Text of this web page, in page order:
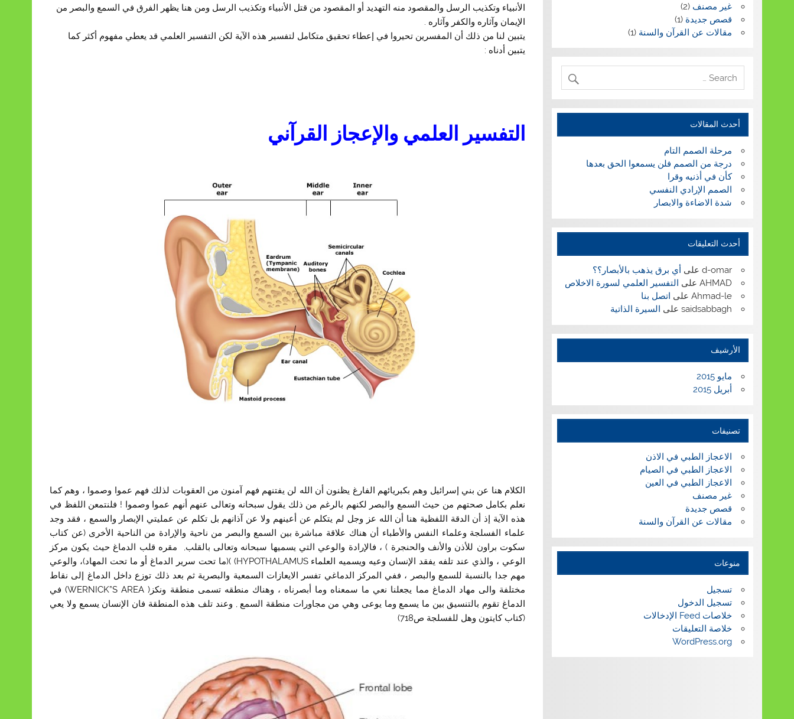
الأنبياء وتكذيب الرسل والمقصود منه التهديد أو المقصود من قتل الأنبياء وتكذيب الرسل ومن هنا يظهر الفرق في السمع والبصر من
الإيمان وآثاره والكفر وآثاره .
يتبين لنا من ذلك أن المفسرين تحيروا في إعطاء تحقيق متكامل لتفسير هذه الآية لكن التفسير العلمي قد يعطي مفهوم أكثر كما
يتبين أدناه :
التفسير العلمي والإعجاز القرآني
الكلام هنا عن بني إسرائيل وهم بكبريائهم الفارغ يظنون أن الله لن يفتنهم فهم آمنون من العقوبات لذلك فهم عموا وصموا ، وهم كما
نعلم بكامل صحتهم من حيث السمع والبصر لكنهم بالرغم من ذلك يقول سبحانه وتعالى عنهم أنهم عموا وصموا ! فلنتمعن اللفظ في
هذه الآية إذ أن الدقة اللفظية هنا أن الله عز وجل لم يتكلم عن أعينهم ولا عن آذانهم بل تكلم عن عمليتي الإبصار والسمع ، فقد وجد
علماء الفسلجة وعلماء النفس والأطباء أن هناك علاقة مباشرة بين السمع والبصر من ناحية والإرادة من الناحية الأخرى (عن كتاب
سكوت براون للأذن والأنف والحنجرة ) ، فالإرادة والوعي التي يسميها سبحانه وتعالى بالقلب, مقره قلب الدماغ حيث يكون مركز
الوعي ، والذي عند تلفه يفقد الإنسان وعيه ويسميه العلماء HYPOTHALAMUS) )(ما تحت سرير الدماغ أو ما تحت المهاد)، والوعي
مهم جدا بالنسبة للسمع والبصر ، ففي المركز الدماغي تفسر الايعازات السمعية والبصرية ثم بعد ذلك توزع داخل الدماغ إلى نقاط
مختلفة والى مهاد الدماغ مما يجعلنا نعي ما سمعناه وما أبصرناه ، وهناك منطقه تسمى منطقة ونكز( WERNICK”S AREA) في
الدماغ تقوم بالتنسيق بين ما يسمع وما يوعى وهي من مجاورات منطقة السمع , وعند تلف هذه المنطقة فان الإنسان يسمع ولا يعي
(كتاب كايتون وهل للفسلجة ص718)
غير مصنف (2)
قصص جديدة (1)
مقالات عن القرآن والسنة (1)
أحدث المقالات
مرحلة الصمم التام
درجة من الصمم فلن يسمعوا الحق بعدها
كأن في أذنيه وقرا
الصمم الإرادي النفسي
شدة الاضاءة والابصار
أحدث التعليقات
d-omar على أي برق يذهب بالأبصار؟؟
AHMAD على التفسير العلمي لسورة الاخلاص
Ahmad-le على اتصل بنا
saidsabbagh على السيرة الذاتية
الأرشيف
مايو 2015
أبريل 2015
تصنيفات
الاعجاز الطبي في الاذن
الاعجاز الطبي في الصيام
الاعجاز الطبي في العين
غير مصنف
قصص جديدة
مقالات عن القرآن والسنة
منوعات
تسجيل
تسجيل الدخول
خلاصات Feed الإدخالات
خلاصة التعليقات
WordPress.org